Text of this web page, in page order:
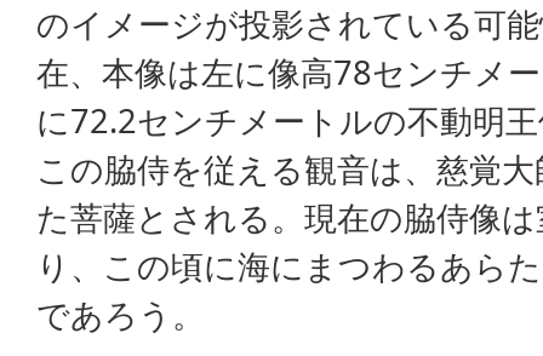
のイメージが投影されている可
在、本像は左に像高78センチメ
に72.2センチメートルの不動明
この脇侍を従える観音は、慈覚
た菩薩とされる。現在の脇侍像
り、この頃に海にまつわるあら
であろう。